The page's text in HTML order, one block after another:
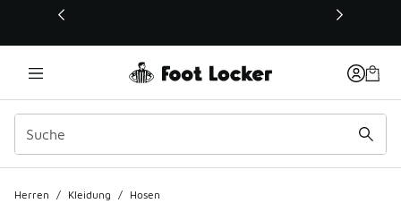
Dieser Link öffnet sich in einem neuen Fenster
Herren / Kleidung / Hosen